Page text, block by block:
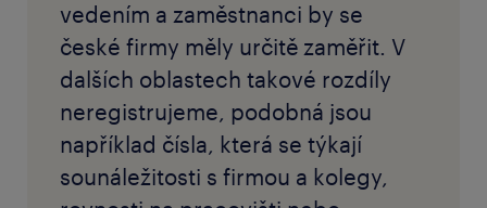
vedením a zaměstnanci by se
české firmy měly určitě zaměřit. V
dalších oblastech takové rozdíly
neregistrujeme, podobná jsou
například čísla, která se týkají
sounáležitosti s firmou a kolegy,